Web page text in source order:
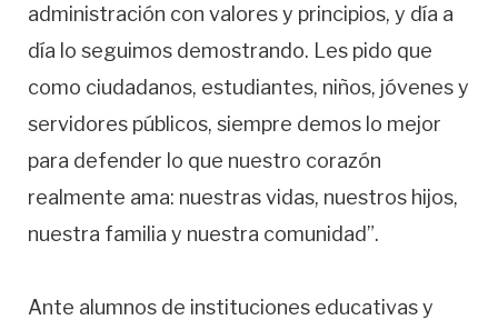
administración con valores y principios, y día a
día lo seguimos demostrando. Les pido que
como ciudadanos, estudiantes, niños, jóvenes y
servidores públicos, siempre demos lo mejor
para defender lo que nuestro corazón
realmente ama: nuestras vidas, nuestros hijos,
nuestra familia y nuestra comunidad”.
Ante alumnos de instituciones educativas y